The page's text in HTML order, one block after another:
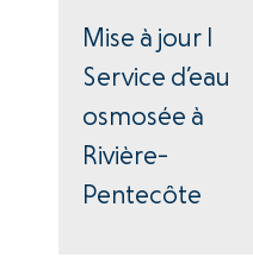
Mise à jour |
Service d’eau
osmosée à
Rivière-
Pentecôte